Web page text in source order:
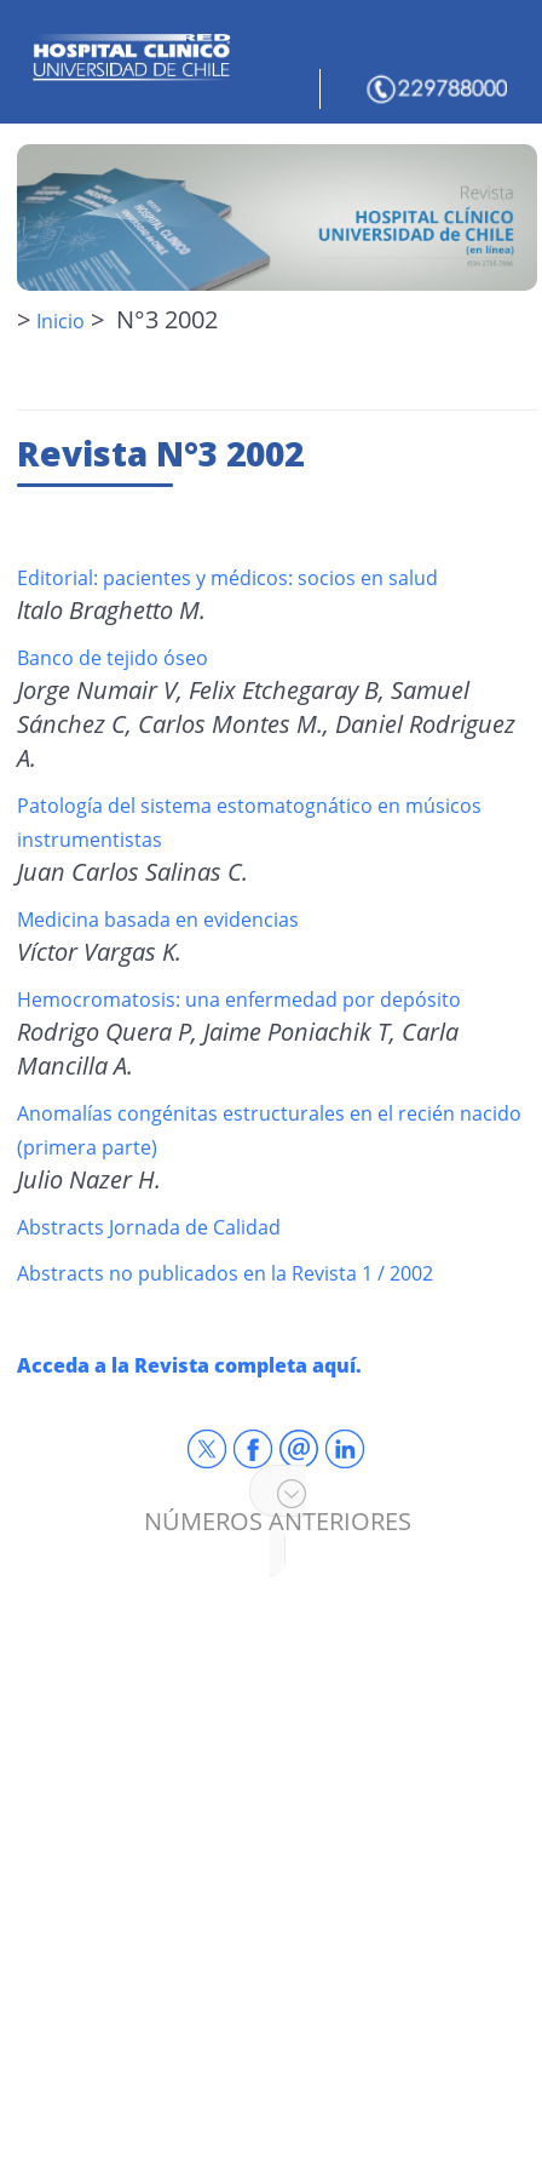
> Inicio > N°3 2002
Revista N°3 2002
Editorial: pacientes y médicos: socios en salud
ltalo Braghetto M.
Banco de tejido óseo
Jorge Numair V, Felix Etchegaray B, Samuel
Sánchez C, Carlos Montes M., Daniel Rodriguez
A.
Patología del sistema estomatognático en músicos
instrumentistas
Juan Carlos Salinas C.
Medicina basada en evidencias
Víctor Vargas K.
Hemocromatosis: una enfermedad por depósito
Rodrigo Quera P, Jaime Poniachik T, Carla
Mancilla A.
Anomalías congénitas estructurales en el recién nacido
(primera parte)
Julio Nazer H.
Abstracts Jornada de Calidad
Abstracts no publicados en la Revista 1 / 2002
Acceda a la Revista completa aquí.
NÚMEROS ANTERIORES